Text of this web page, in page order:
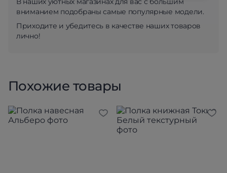
вниманием подобраны самые популярные модели.
Приходите и убедитесь в качестве наших товаров
лично!
Похожие товары